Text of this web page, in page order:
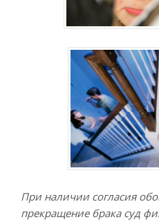
При наличии согласия
прекращение брака суд